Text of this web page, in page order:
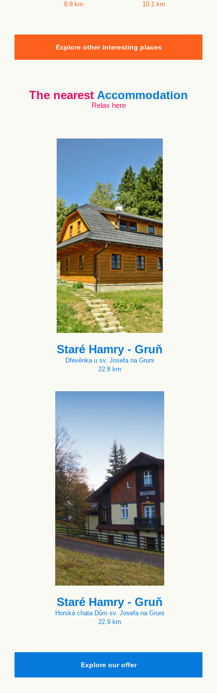
8.8 km
10.1 km
Explore other interesting places
The nearest Accommodation
Relax here
Staré Hamry - Gruň
Dřevěnka u sv. Josefa na Gruni
22.8 km
Staré Hamry - Gruň
Horská chata Dům sv. Josefa na Gruni
22.9 km
Explore our offer